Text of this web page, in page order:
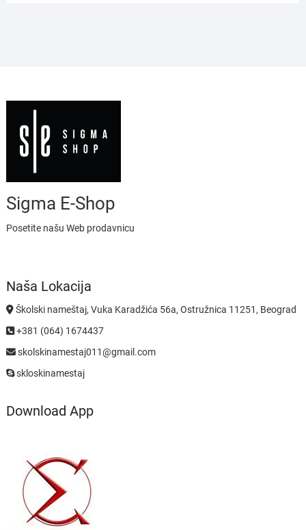
Sigma E-Shop
Posetite našu Web prodavnicu
Naša Lokacija
Školski nameštaj, Vuka Karadžića 56a, Ostružnica 11251, Beograd
+381 (064) 1674437
skolskinamestaj011@gmail.com
skloskinamestaj
Download App